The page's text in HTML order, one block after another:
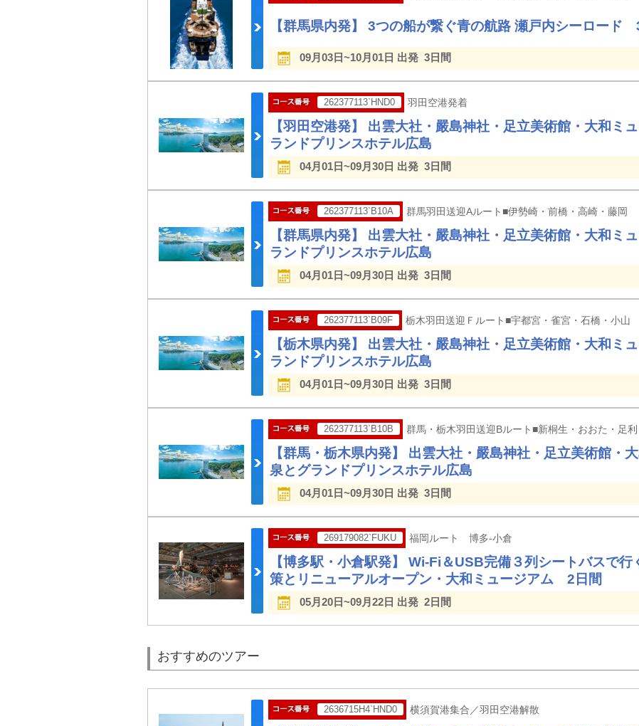
【群馬県内発】 3つの船が繋ぐ青の航路 瀬戸内シーロード
09月03日~10月01日 出発 3日間
262377113`HND0 羽田空港発着
【羽田空港発】 出雲大社・嚴島神社・足立美術館・大和ミ
ランドプリンスホテル広島
04月01日~09月30日 出発 3日間
262377113`B10A 群馬羽田送迎Aルート■伊勢崎・前橋・高崎・藤岡
【群馬県内発】 出雲大社・嚴島神社・足立美術館・大和ミ
ランドプリンスホテル広島
04月01日~09月30日 出発 3日間
262377113`B09F 栃木羽田送迎Ｆルート■宇都宮・雀宮・石橋・小山
【栃木県内発】 出雲大社・嚴島神社・足立美術館・大和ミ
ランドプリンスホテル広島
04月01日~09月30日 出発 3日間
262377113`B10B 群馬・栃木羽田送迎Bルート■新桐生・おおた・足
【群馬・栃木県内発】 出雲大社・嚴島神社・足立美術館・
泉とグランドプリンスホテル広島
04月01日~09月30日 出発 3日間
269179082`FUKU 福岡ルート 博多-小倉
【博多駅・小倉駅発】 Wi-Fi＆USB完備３列シートバスで
策とリニューアルオープン・大和ミュージアム 2日間
05月20日~09月22日 出発 2日間
おすすめのツアー
2636715H4`HND0 横須賀港集合／羽田空港解散